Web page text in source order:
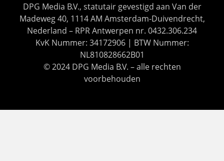
DPG Media B.V., statutair gevestigd aan Van der
Madeweg 40, 1114 AM Amsterdam-Duivendrecht,
Nederland – RPR Antwerpen nr. 0432.306.234
KvK Nummer: 34172906 | BTW Nummer:
NL810828662B01
© 2024 DPG Media B.V. – alle rechten
voorbehouden